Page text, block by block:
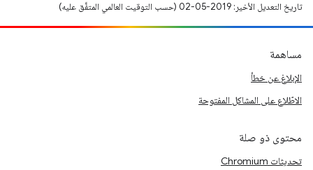
تاريخ التعديل الأخير: 2019-05-02 (حسب التوقيت العالمي المتفَّق عليه)
مساهمة
الإبلاغ عن خطأ
الاطّلاع على المشاكل المفتوحة
محتوى ذو صلة
تحديثات Chromium